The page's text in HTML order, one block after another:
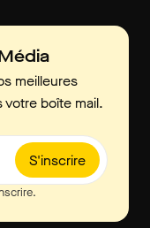
meilleures
votre boîte mail.
S'inscrire